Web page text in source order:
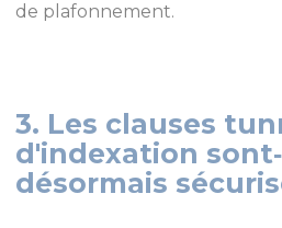
de plafonnement.
3. Les clauses
d'indexation
désormais